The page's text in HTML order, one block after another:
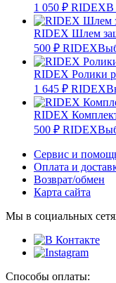
1 050 ₽ RIDEXВ
RIDEX Шлем
500 ₽ RIDEX
RIDEX Ролики
1 645 ₽ RIDEX
RIDEX
500 ₽ RIDEX
Сервис и
Оплата и
Возврат/обмен
Карта сайта
Мы в социальных
Способы оплаты: